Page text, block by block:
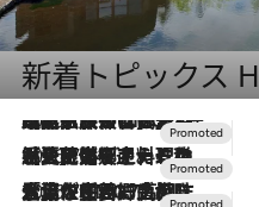
新着トピックス
2026.7.31
【ホテル帰省】という選択肢をOMOが提案。家族とほどよい距離を保つには「昼は実家、夜は気兼ねなくホテルで！」
2026.7.24
【夏限定ディナーコース】旬を迎える稚鮎や花ズッキーニなどをイタリア・トスカーナの郷土料理の手法で満喫！
2026.7.17
「土佐和ハーブかき氷」がOMO7高知に登場！生姜、山椒、大葉など目にも舌にも涼を呼ぶ郷土の味